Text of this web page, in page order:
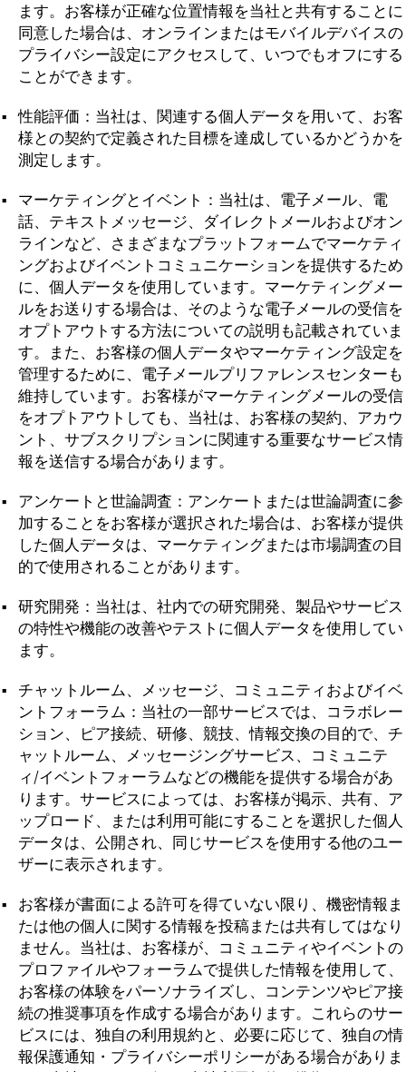
ます。お客様が正確な位置情報を当社と共有することに
同意した場合は、オンラインまたはモバイルデバイスの
プライバシー設定にアクセスして、いつでもオフにする
ことができます。
性能評価：当社は、関連する個人データを用いて、お客
様との契約で定義された目標を達成しているかどうかを
測定します。
マーケティングとイベント：当社は、電子メール、電
話、テキストメッセージ、ダイレクトメールおよびオン
ラインなど、さまざまなプラットフォームでマーケティ
ングおよびイベントコミュニケーションを提供するため
に、個人データを使用しています。マーケティングメー
ルをお送りする場合は、そのような電子メールの受信を
オプトアウトする方法についての説明も記載されていま
す。また、お客様の個人データやマーケティング設定を
管理するために、電子メールプリファレンスセンターも
維持しています。お客様がマーケティングメールの受信
をオプトアウトしても、当社は、お客様の契約、アカウ
ント、サブスクリプションに関連する重要なサービス情
報を送信する場合があります。
アンケートと世論調査：アンケートまたは世論調査に参
加することをお客様が選択された場合は、お客様が提供
した個人データは、マーケティングまたは市場調査の目
的で使用されることがあります。
研究開発：当社は、社内での研究開発、製品やサービス
の特性や機能の改善やテストに個人データを使用してい
ます。
チャットルーム、メッセージ、コミュニティおよびイベ
ントフォーラム：当社の一部サービスでは、コラボレー
ション、ピア接続、研修、競技、情報交換の目的で、チ
ャットルーム、メッセージングサービス、コミュニテ
ィ/イベントフォーラムなどの機能を提供する場合があ
ります。サービスによっては、お客様が掲示、共有、ア
ップロード、または利用可能にすることを選択した個人
データは、公開され、同じサービスを使用する他のユー
ザーに表示されます。
お客様が書面による許可を得ていない限り、機密情報ま
たは他の個人に関する情報を投稿または共有してはなり
ません。当社は、お客様が、コミュニティやイベントの
プロファイルやフォーラムで提供した情報を使用して、
お客様の体験をパーソナライズし、コンテンツやピア接
続の推奨事項を作成する場合があります。これらのサー
ビスには、独自の利用規約と、必要に応じて、独自の情
報保護通知・プライバシーポリシーがある場合がありま